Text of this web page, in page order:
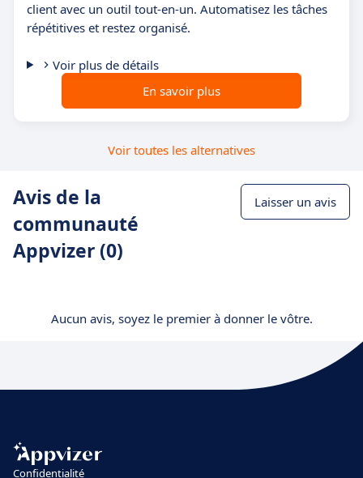
client avec un outil tout-en-un. Automatisez les tâches
répétitives et restez organisé.
Voir plus de détails
En savoir plus
Voir toutes les alternatives
Avis de la
communauté
Appvizer (0)
Laisser un avis
Aucun avis, soyez le premier à donner le vôtre.
Confidentialité